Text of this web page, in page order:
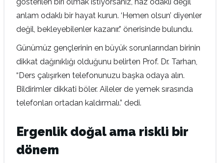
anlam odaklı bir hayat kurun. ‘Hemen olsun’ diyenler
değil, bekleyebilenler kazanır.” önerisinde bulundu.
Günümüz gençlerinin en büyük sorunlarından birinin
dikkat dağınıklığı olduğunu belirten Prof. Dr. Tarhan,
“Ders çalışırken telefonunuzu başka odaya alın.
Bildirimler dikkati böler. Aileler de yemek sırasında
telefonları ortadan kaldırmalı.” dedi.
Ergenlik doğal ama riskli bir
dönem